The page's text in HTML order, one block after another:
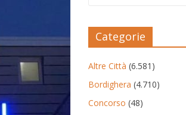
Categorie
Altre Città (6.581)
Bordighera (4.710)
Concorso (48)